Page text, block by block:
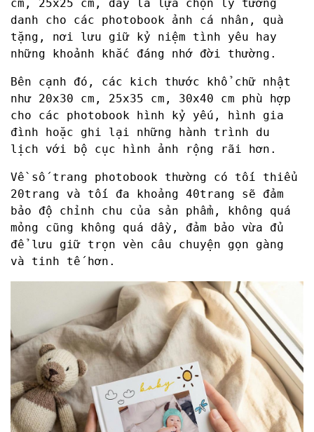
cm, 25x25 cm, đây là lựa chọn lý tưởng
danh cho các photobook ảnh cá nhân, quà
tặng, nơi lưu giữ kỷ niệm tình yêu hay
những khoảnh khắc đáng nhớ đời thường.
Bên cạnh đó, các kich thước khổ chữ nhật
như 20x30 cm, 25x35 cm, 30x40 cm phù hợp
cho các photobook hình kỷ yếu, hình gia
đình hoặc ghi lại những hành trình du
lịch với bộ cục hình ảnh rộng rãi hơn.
Về số trang photobook thường có tối thiểu
20trang và tối đa khoảng 40trang sẽ đảm
bảo độ chỉnh chu của sản phẩm, không quá
mỏng cũng không quá dầy, đảm bảo vừa đủ
để lưu giữ trọn vèn câu chuyện gọn gàng
và tinh tế hơn.